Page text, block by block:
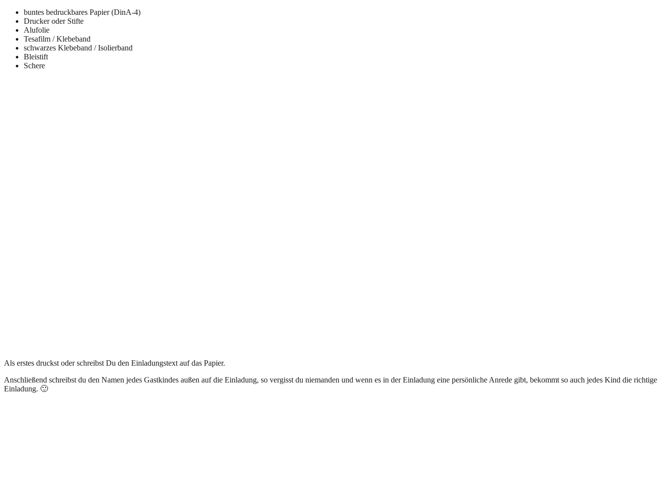
buntes bedruckbares Papier (DinA-4)
Drucker oder Stifte
Alufolie
Tesafilm / Klebeband
schwarzes Klebeband / Isolierband
Bleistift
Schere
Als erstes druckst oder schreibst Du den Einladungstext auf das Papier.
Anschließend schreibst du den Namen jedes Gastkindes außen auf die Einladung, so vergisst du niemanden und wenn es in der Einladung eine persönliche Anrede gibt, bekommt so auch jedes Kind die richtige
Einladung. 🙂